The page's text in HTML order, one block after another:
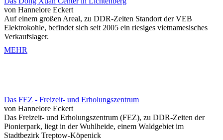
von Hannelore Eckert
Auf einem großen Areal, zu DDR-Zeiten Standort der VEB
Elektrokohle, befindet sich seit 2005 ein riesiges vietnamesisches
Verkaufslager.
MEHR
Das FEZ - Freizeit- und Erholungszentrum
von Hannelore Eckert
Das Freizeit- und Erholungszentrum (FEZ), zu DDR-Zeiten der
Pionierpark, liegt in der Wuhlheide, einem Waldgebiet im
Stadtbezirk Treptow-Köpenick